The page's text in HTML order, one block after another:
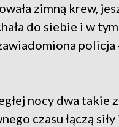
zimną krew,
do siebie i w tym
policja
nocy dwa takie
czasu łączą